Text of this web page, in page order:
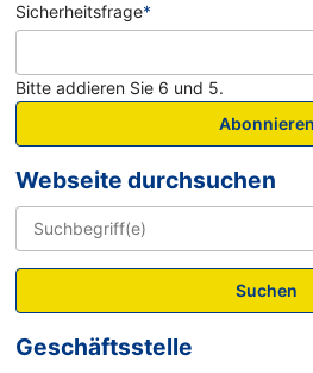
Sicherheitsfrage*
Bitte addieren Sie 6 und 5.
Abonnieren
Webseite durchsuchen
Suchen
Geschäftsstelle